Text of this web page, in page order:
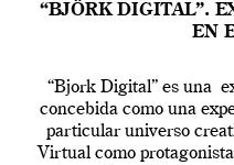
“BJÖRK DIGITAL”.
EN
“Bjork Digital” es una
concebida como una
particular universo
Virtual como